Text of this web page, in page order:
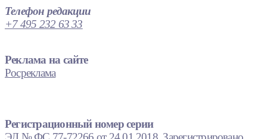
Телефон редакции
+7 495 232 63 33
Реклама на сайте
Росреклама
Регистрационный номер серии